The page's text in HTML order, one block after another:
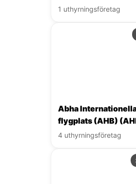
1 uthyrningsföretag
Abha
flygplats (AHB)
4 uthyrningsföretag